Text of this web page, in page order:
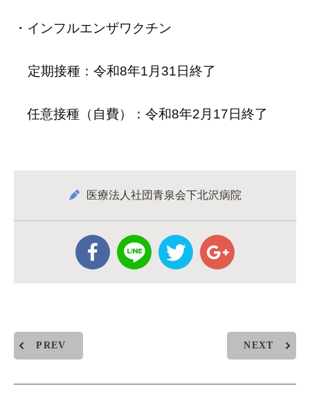
・インフルエンザワクチン
定期接種：令和8年1月31日終了
任意接種（自費）：令和8年2月17日終了
医療法人社団青泉会下北沢病院
PREV NEXT